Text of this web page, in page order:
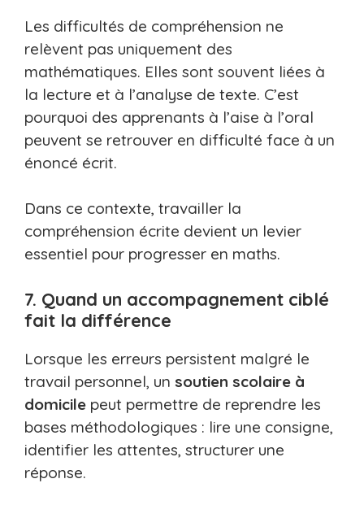
Les difficultés de compréhension ne
relèvent pas uniquement des
mathématiques. Elles sont souvent liées à
la lecture et à l’analyse de texte. C’est
pourquoi des apprenants à l’aise à l’oral
peuvent se retrouver en difficulté face à un
énoncé écrit.
Dans ce contexte, travailler la
compréhension écrite devient un levier
essentiel pour progresser en maths.
7. Quand un accompagnement ciblé
fait la différence
Lorsque les erreurs persistent malgré le
travail personnel, un soutien scolaire à
domicile peut permettre de reprendre les
bases méthodologiques : lire une consigne,
identifier les attentes, structurer une
réponse.